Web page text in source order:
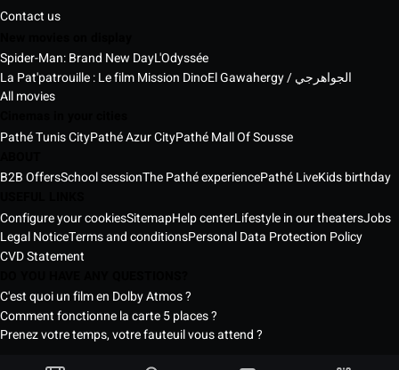
Contact us
Spider-Man: Brand New DayL'Odyssée
La Pat'patrouille : Le film Mission Dino
El Gawahergy / الجواهرجي
All movies
Pathé Tunis CityPathé Azur CityPathé Mall Of Sousse
B2B OffersSchool sessionThe Pathé experiencePathé LiveKids birthday
Configure your cookiesSitemapHelp centerLifestyle in our theatersJobs
Legal NoticeTerms and conditionsPersonal Data Protection Policy
CVD Statement
C'est quoi un film en Dolby Atmos ?
Comment fonctionne la carte 5 places ?
Prenez votre temps, votre fauteuil vous attend ?